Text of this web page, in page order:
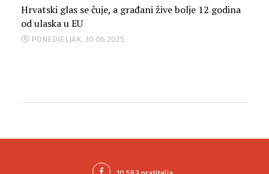
Hrvatski glas se čuje, a građani žive bolje 12 godina
od ulaska u EU
PONEDJELJAK, 30.06.2025.